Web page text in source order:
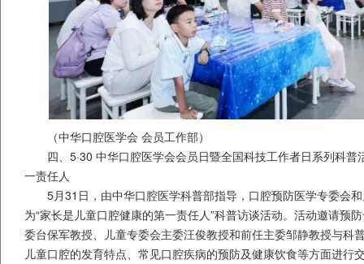
（中华口腔医学会 会员工作部）
四、5·30 中华口腔医学会会员日暨全国科技工作者日系列科
一责任人
5月31日，由中华口腔医学科普部指导，口腔预防医学专委会
为“家长是儿童口腔健康的第一责任人”科普访谈活动。活动邀请预
委台保军教授、儿童专委会主委汪俊教授和前任主委邹静教授与科
儿童口腔的发育特点、常见口腔疾病的预防及健康饮食等方面进行